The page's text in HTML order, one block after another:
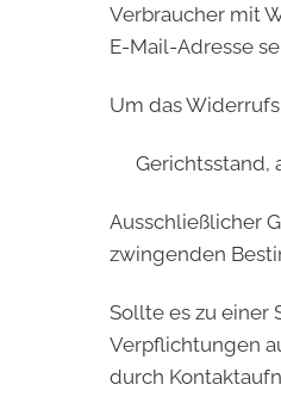
Verbraucher mit
E-Mail-Adresse
Um das
Gerichtsstand,
Ausschließlicher
zwingenden
Sollte es zu einer
Verpflichtungen
durch